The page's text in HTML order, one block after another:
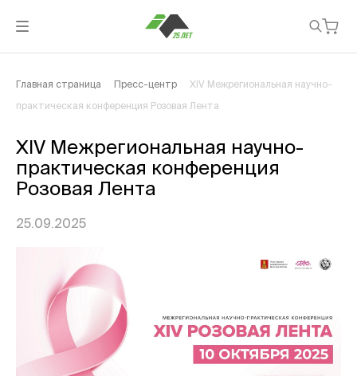
Главная страница Пресс-центр XIV Межрегиональная научно-
практическая конференция Розовая Лента
XIV Межрегиональная научно-
практическая конференция
Розовая Лента
25.09.2025